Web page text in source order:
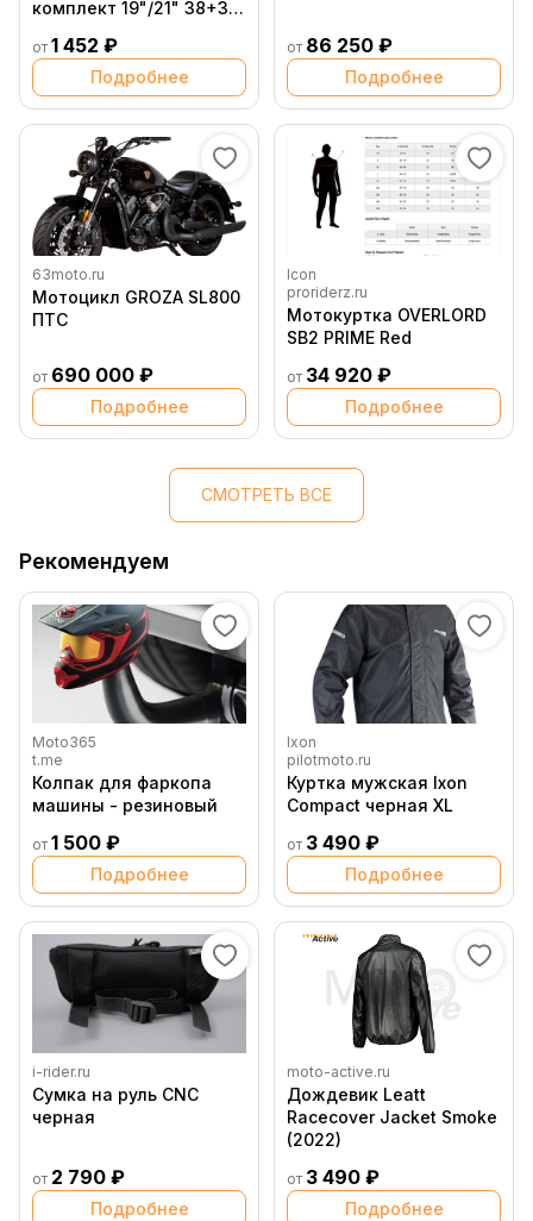
комплект 19"/21" 38+38
флуоресцентный
от 1 452 ₽
Подробнее
от 86 250 ₽
Подробнее
63moto.ru
Мотоцикл GROZA SL800
ПТС
от 690 000 ₽
Подробнее
Icon
proriderz.ru
Мотокуртка OVERLORD
SB2 PRIME Red
от 34 920 ₽
Подробнее
СМОТРЕТЬ ВСЕ
Рекомендуем
Moto365
t.me
Колпак для фаркопа
машины - резиновый
от 1 500 ₽
Подробнее
Ixon
pilotmoto.ru
Куртка мужская Ixon
Compact черная XL
от 3 490 ₽
Подробнее
i-rider.ru
Сумка на руль CNC
черная
от 2 790 ₽
Подробнее
moto-active.ru
Дождевик Leatt
Racecover Jacket Smoke
(2022)
от 3 490 ₽
Подробнее